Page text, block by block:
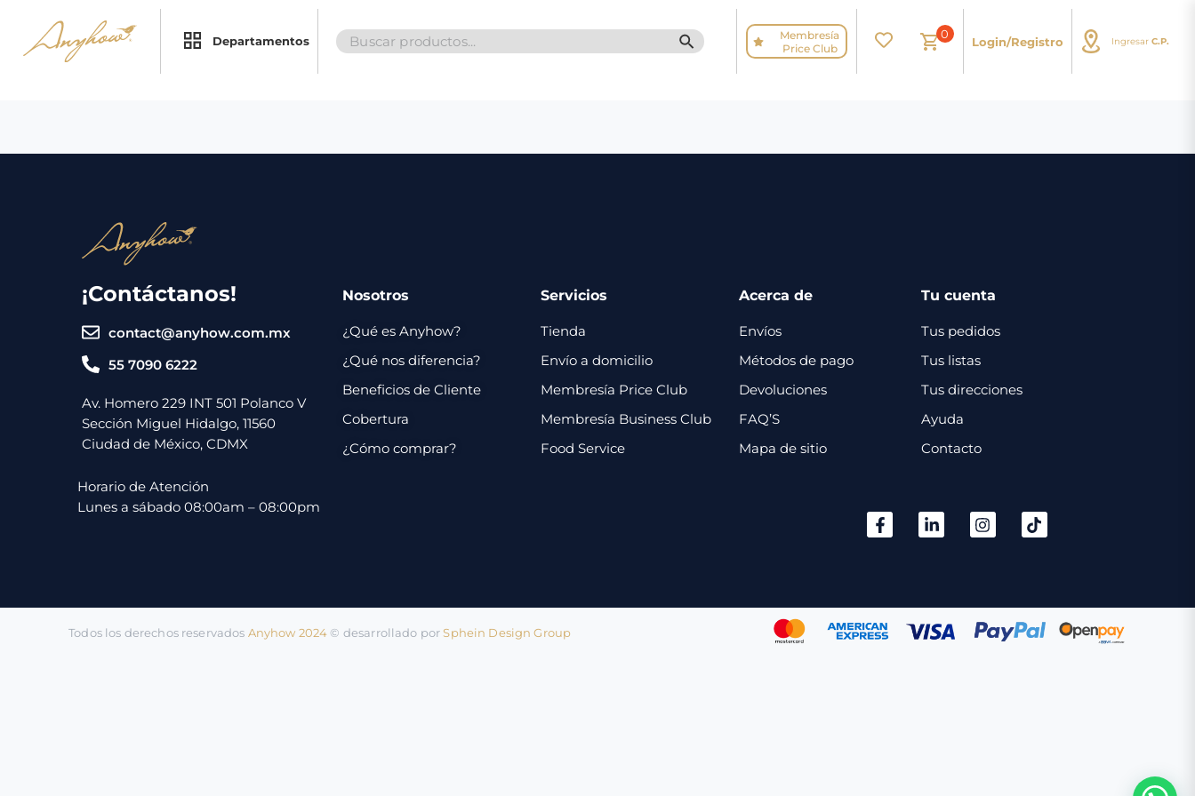
Departamentos
Search
for:
SEARCH BUTTON
Membresía
Price Club
0
Login/Registro Ingresar C.P.
¡Contáctanos!
contact@anyhow.com.mx
55 7090 6222
Av. Homero 229 INT 501 Polanco V
Sección Miguel Hidalgo, 11560
Ciudad de México, CDMX
Nosotros
¿Qué es Anyhow?
¿Qué nos diferencia?
Beneficios de Cliente
Cobertura
¿Cómo comprar?
Servicios
Tienda
Envío a domicilio
Membresía Price Club
Membresía Business Club
Food Service
Acerca de
Envíos
Métodos de pago
Devoluciones
FAQ’S
Mapa de sitio
Tu cuenta
Tus pedidos
Tus listas
Tus direcciones
Ayuda
Contacto
Horario de Atención
Lunes a sábado 08:00am – 08:00pm
Todos los derechos reservados Anyhow 2024©️ desarrollado porSphein Design Group
Promociones
Servicios
Envíos
Métodos
Contacto
Inicio
Regalos
Contacto